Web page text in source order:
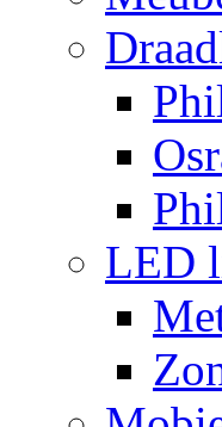
LED